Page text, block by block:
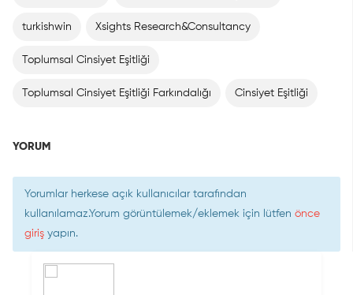
turkishwin Xsights Research&Consultancy
Toplumsal Cinsiyet Eşitliği
Toplumsal Cinsiyet Eşitliği Farkındalığı Cinsiyet Eşitliği
YORUM
Yorumlar herkese açık kullanıcılar tarafından
kullanılamaz.Yorum görüntülemek/eklemek için lütfen önce
giriş yapın.